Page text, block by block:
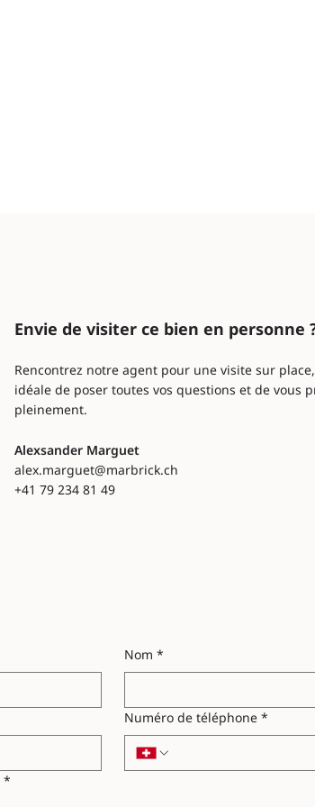
Envie de visiter ce bien en personne
Rencontrez notre agent pour une visite sur
idéale de poser toutes vos questions et de vous
pleinement.
Alexsander Marguet
alex.marguet@marbrick.ch
+41 79 234 81 49
Nom *
Numéro de téléphone *
*